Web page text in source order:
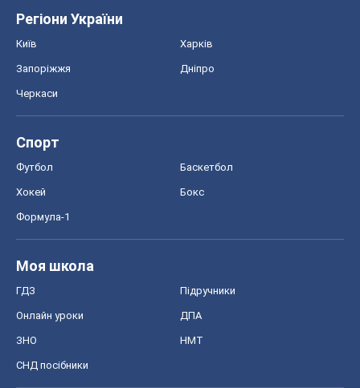
Регіони України
Київ Харків
Запоріжжя Дніпро
Черкаси
Спорт
Футбол Баскетбол
Хокей Бокс
Формула-1
Моя школа
ГДЗ Підручники
Онлайн уроки ДПА
ЗНО НМТ
СНД посібники